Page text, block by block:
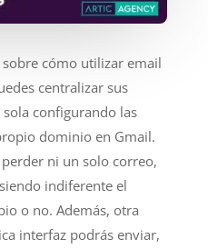
cómo utilizar email
centralizar sus
configurando las
dominio en Gmail.
ni un solo correo,
indiferente el
o no. Además, otra
interfaz podrás enviar,